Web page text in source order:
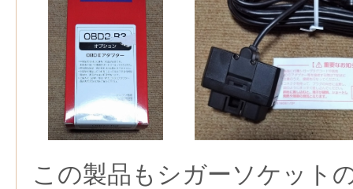
この製品もシガーソケット